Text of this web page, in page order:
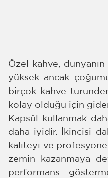
Özel kahve,
yüksek ancak
birçok kahve
kolay olduğu için
Kapsül kullanmak
daha iyidir. İkincisi
kaliteyi ve
zemin kazanmaya
performans